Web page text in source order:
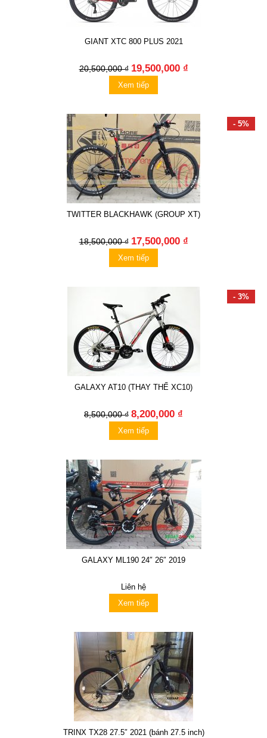
GIANT XTC 800 PLUS 2021
20,500,000 ₫ 19,500,000 ₫
Xem tiếp
- 5%
TWITTER BLACKHAWK (GROUP XT)
18,500,000 ₫ 17,500,000 ₫
Xem tiếp
- 3%
GALAXY AT10 (THAY THẾ XC10)
8,500,000 ₫ 8,200,000 ₫
Xem tiếp
GALAXY ML190 24″ 26″ 2019
Liên hệ
Xem tiếp
TRINX TX28 27.5″ 2021 (bánh 27.5 inch)